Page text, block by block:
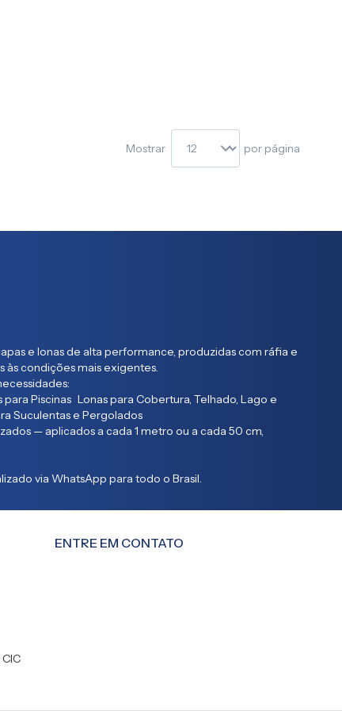
Mostrar por página
e lonas de alta performance, produzidas com ráfia e
condições mais exigentes.
Piscinas Lonas para Cobertura, Telhado, Lago e
Suculentas e Pergolados
— aplicados a cada 1 metro ou a cada 50 cm,
via WhatsApp para todo o Brasil.
ENTRE EM CONTATO